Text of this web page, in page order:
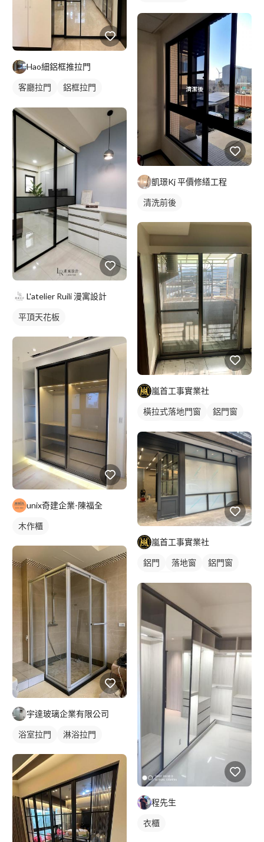
Hao細鋁框推拉門
客廳拉門
鋁框拉門
L'atelier Ruili 漫寓設計
平頂天花板
unix奇建企業-陳福全
木作櫃
宇達玻璃企業有限公司
浴室拉門 淋浴拉門
凱璟Kj 平價修繕工程
清洗前後
嵐首工事實業社
橫拉式落地門窗
鋁門窗
陽台窗戶
嵐首工事實業社
鋁門 落地窗
鋁門窗
程先生
衣櫃